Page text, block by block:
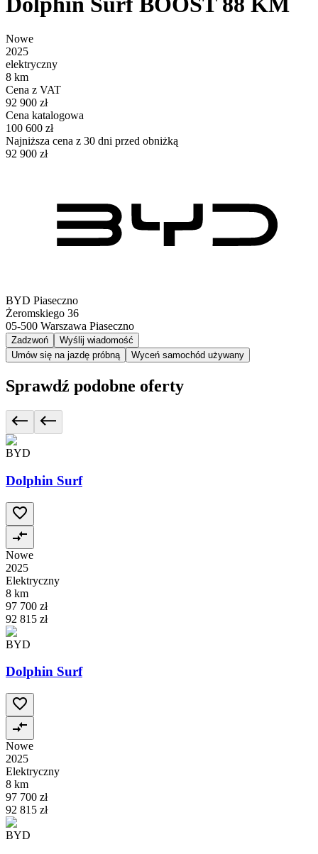
Nowe
2025
elektryczny
8 km
Cena z VAT
92 900 zł
Cena katalogowa
100 600 zł
Najniższa cena z 30 dni przed obniżką
92 900 zł
BYD Piaseczno
Żeromskiego 36
05-500 Warszawa Piaseczno
Zadzwoń
Wyślij wiadomość
Umów się na jazdę próbną
Wyceń samochód używany
Sprawdź podobne oferty
BYD
Dolphin Surf
Nowe
2025
Elektryczny
8 km
97 700 zł
92 815 zł
BYD
Dolphin Surf
Nowe
2025
Elektryczny
8 km
97 700 zł
92 815 zł
BYD